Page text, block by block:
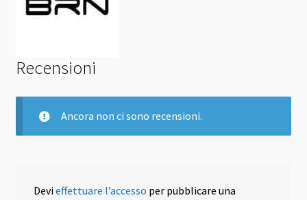
Recensioni
Ancora non ci sono recensioni.
Devieffettuare l’accesso per pubblicare una